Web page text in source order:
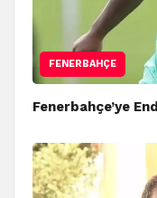
FENERBAHÇE
Fenerbahçe’ye